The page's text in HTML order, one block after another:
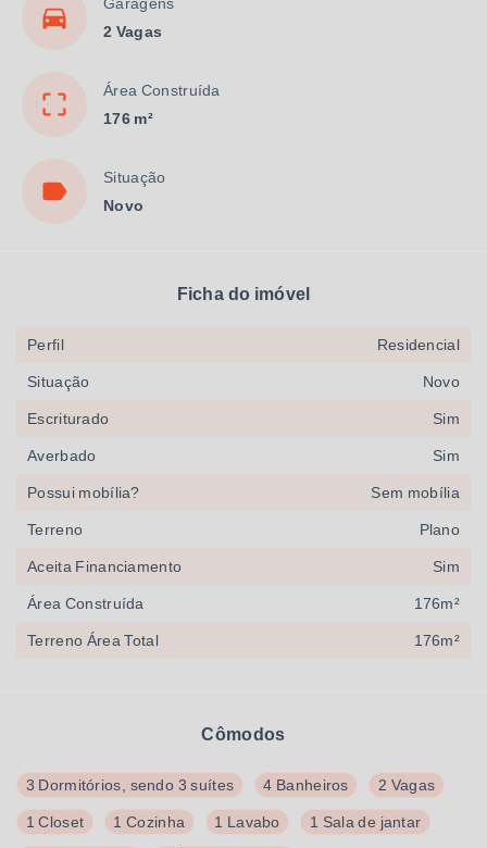
Garagens
2 Vagas
Área Construída
176 m²
Situação
Novo
Cômodos
3 Dormitórios, sendo 3 suítes 4 Banheiros 2 Vagas
1 Closet 1 Cozinha 1 Lavabo 1 Sala de jantar
Ficha do imóvel
Perfil Residencial
Situação Novo
Escriturado Sim
Averbado Sim
Possui mobília? Sem mobília
Terreno Plano
Aceita Financiamento Sim
Área Construída 176m²
Terreno Área Total 176m²